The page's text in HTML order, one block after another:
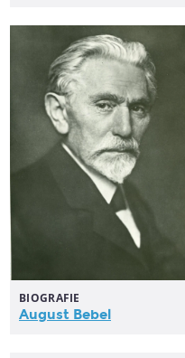
BIOGRAFIE
August Bebel